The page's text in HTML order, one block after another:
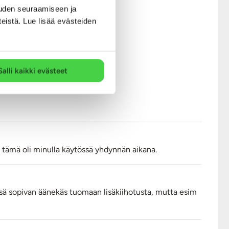
seuraamiseen ja
Lue lisää evästeiden
kaikki evästeet
napsautetaan kiinni
aikana
napojen pinnat
pestä. Pese tuote
oli minulla käytössä yhdynnän aikana.
sopivan äänekäs tuomaan lisäkiihotusta, mutta esim